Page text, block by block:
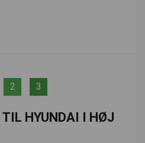
2 3
HYUNDAI I HØJ